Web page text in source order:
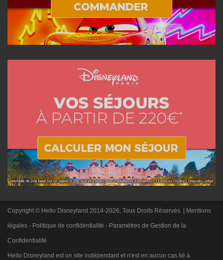
Copyright © Hello Disneyland 2014-2026, Tous Droits Réservés. | Mentions
légales - Politique de confidentialité - Paramètres de Gestion de la
Confidentialité
Hello Disneyland est un site indépendant et n'est en aucun cas lié à